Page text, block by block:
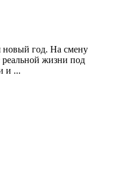
новый год. На смену
жизни под
и ...